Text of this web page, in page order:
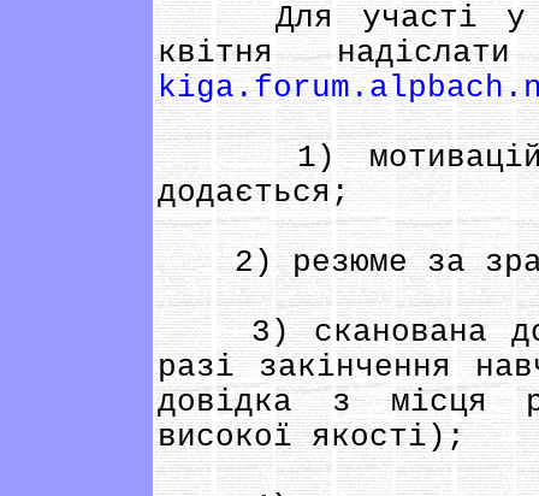
Для участі у
квітня
1)
додається;
2) резюме за
3) сканована
разі закінчення
довідка з місця
високої якості);